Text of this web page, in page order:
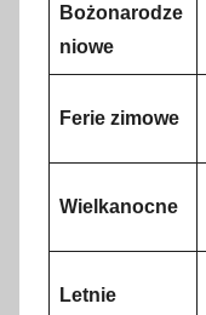
Bożonarodze
niowe
Ferie zimowe
Wielkanocne
Letnie